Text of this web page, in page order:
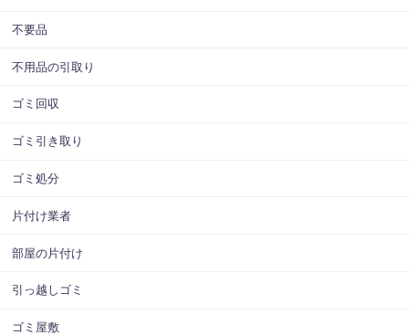
不要品
不用品の引取り
ゴミ回収
ゴミ引き取り
ゴミ処分
片付け業者
部屋の片付け
引っ越しゴミ
ゴミ屋敷